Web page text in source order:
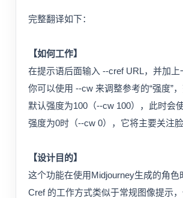
完整翻译如下：
【如何工作】
在提示语后面输入 --cref URL，并加
你可以使用 --cw 来调整参考的“强度”
默认强度为100（--cw 100），此时会
强度为0时（--cw 0），它将主要关注
【设计目的】
这个功能在使用Midjourney生成的角
Cref 的工作方式类似于常规图像提示